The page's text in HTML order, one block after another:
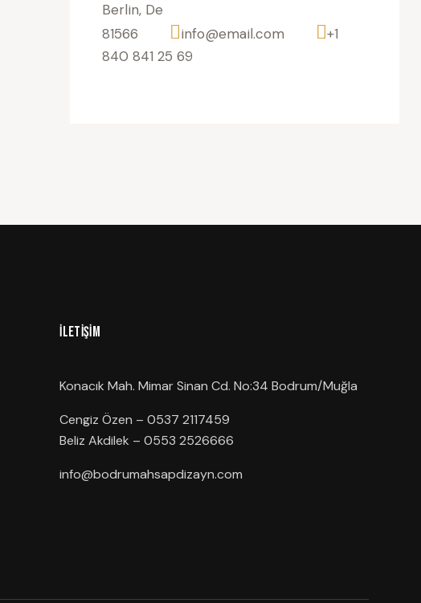
Berlin, De
81566
info@email.com
+1
840 841 25 69
İLETIŞIM
Konacık Mah. Mimar Sinan Cd. No:34 Bodrum/Muğla
Cengiz Özen – 0537 2117459
Beliz Akdilek – 0553 2526666
info@bodrumahsapdizayn.com